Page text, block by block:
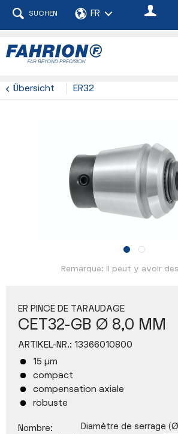
SUCHEN
Übersicht ER32
Remarque: Il peut y avoir
ER PINCE DE TARAUDAGE
CET32-GB Ø 8,0 MM
ARTIKEL-NR.: 13366010800
15 µm
compact
compensation axiale
robuste
Nombre: Diamètre de serrage